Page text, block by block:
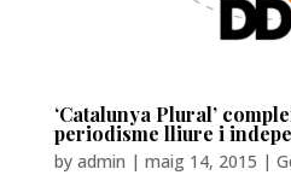
‘Catalunya Plural’
periodisme lliure i
by admin | maig 14, 2015 |